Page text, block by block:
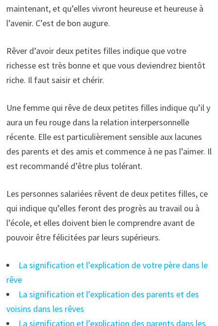
maintenant, et qu’elles vivront heureuse et heureuse à
l’avenir. C’est de bon augure.
Rêver d’avoir deux petites filles indique que votre
richesse est très bonne et que vous deviendrez bientôt
riche. Il faut saisir et chérir.
Une femme qui rêve de deux petites filles indique qu’il y
aura un feu rouge dans la relation interpersonnelle
récente. Elle est particulièrement sensible aux lacunes
des parents et des amis et commence à ne pas l’aimer. Il
est recommandé d’être plus tolérant.
Les personnes salariées rêvent de deux petites filles, ce
qui indique qu’elles feront des progrès au travail ou à
l’école, et elles doivent bien le comprendre avant de
pouvoir être félicitées par leurs supérieurs.
La signification et l’explication de votre père dans le
rêve
La signification et l’explication des parents et des
voisins dans les rêves
La signification et l’explication des parents dans les